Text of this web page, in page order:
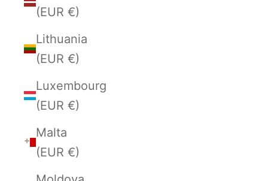
(EUR €)
Lithuania
(EUR €)
Luxembourg
(EUR €)
Malta
(EUR €)